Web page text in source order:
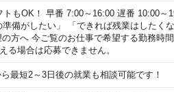
もOK！ 早番 7:00～16:00 遅番 10:00～
備がしたい」 「できれば残業はしたくな
方へ 今ご覧のお仕事で希望する勤務時間
る場合は応募できません。
最短2～3日後の就業も相談可能です！